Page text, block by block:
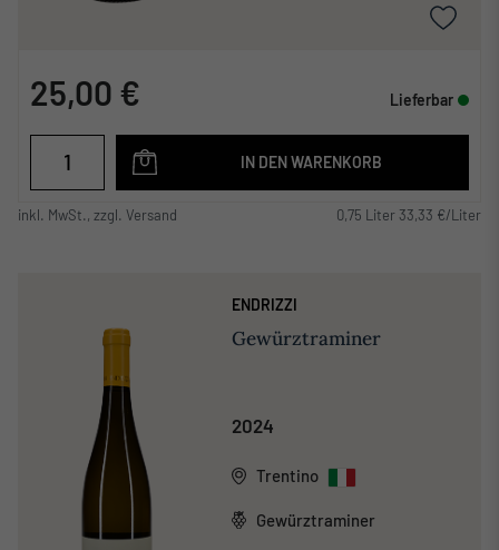
25,00 € Lieferbar
IN DEN WARENKORB
inkl. MwSt., zzgl. Versand 0,75 Liter 33,33 €/Liter
ENDRIZZI
Gewürztraminer
2024
Trentino
Gewürztraminer